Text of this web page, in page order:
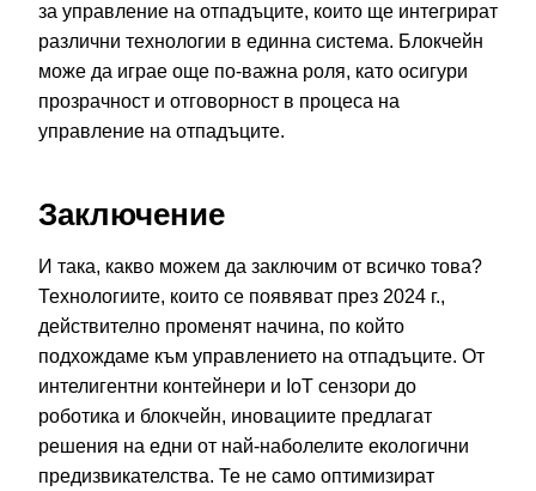
за управление на отпадъците, които ще интегрират
различни технологии в единна система. Блокчейн
може да играе още по-важна роля, като осигури
прозрачност и отговорност в процеса на
управление на отпадъците.
Заключение
И така, какво можем да заключим от всичко това?
Технологиите, които се появяват през 2024 г.,
действително променят начина, по който
подхождаме към управлението на отпадъците. От
интелигентни контейнери и IoT сензори до
роботика и блокчейн, иновациите предлагат
решения на едни от най-наболелите екологични
предизвикателства. Те не само оптимизират